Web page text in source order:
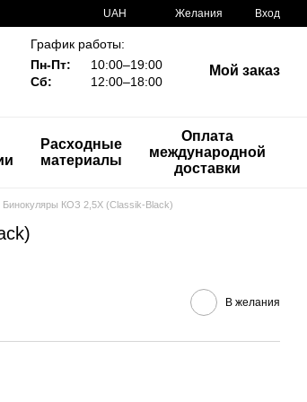
UAH Желания Вход
График работы:
Пн-Пт:
10:00–19:00
Сб:
12:00–18:00
Мой заказ
Расходные
материалы
Оплата
международной
доставки
Бинокуляры КОЗ 2,5X (Classik-Black)
В желания